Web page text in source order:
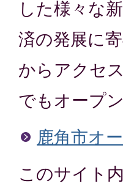
した様々な
済の発展に
からアクセ
でもオープ
鹿角市オ
このサイト